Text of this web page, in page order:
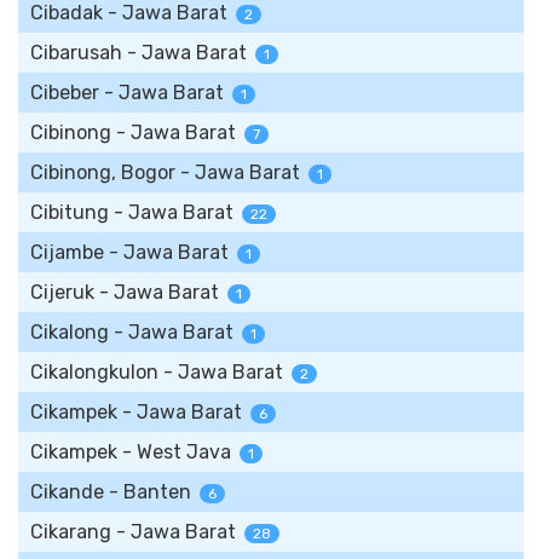
Cibadak - Jawa Barat 2
Cibarusah - Jawa Barat 1
Cibeber - Jawa Barat 1
Cibinong - Jawa Barat 7
Cibinong, Bogor - Jawa Barat 1
Cibitung - Jawa Barat 22
Cijambe - Jawa Barat 1
Cijeruk - Jawa Barat 1
Cikalong - Jawa Barat 1
Cikalongkulon - Jawa Barat 2
Cikampek - Jawa Barat 6
Cikampek - West Java 1
Cikande - Banten 6
Cikarang - Jawa Barat 28